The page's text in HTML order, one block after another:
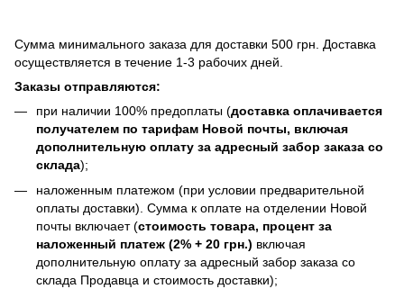
Сумма минимального заказа для доставки 500 грн. Доставка
осуществляется в течение 1-3 рабочих дней.
Заказы отправляются:
при наличии 100% предоплаты (доставка оплачивается
получателем по тарифам Новой почты, включая
дополнительную оплату за адресный забор заказа со
склада);
наложенным платежом (при условии предварительной
оплаты доставки). Сумма к оплате на отделении Новой
почты включает (стоимость товара, процент за
наложенный платеж (2% + 20 грн.) включая
дополнительную оплату за адресный забор заказа со
склада Продавца и стоимость доставки);